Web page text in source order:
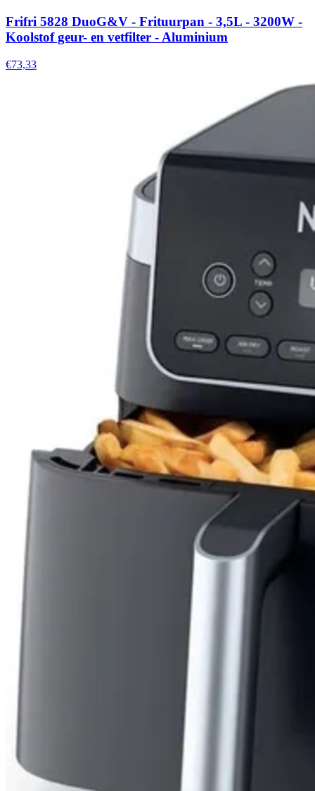
Frifri 5828 DuoG&V - Frituurpan - 3,5L - 3200W -
Koolstof geur- en vetfilter - Aluminium
€73,33